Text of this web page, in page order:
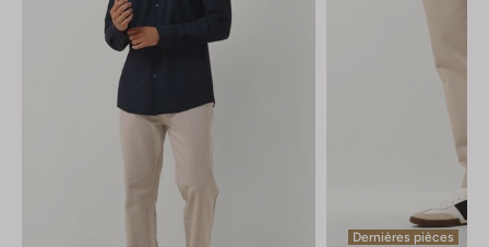
Dernières pièces